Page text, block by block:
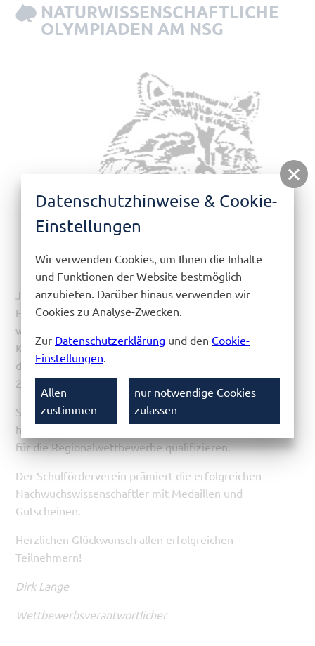
NATURWISSENSCHAFTLICHE
OLYMPIADEN AM NSG
Jährlich finden im Oktober und November in den
Fächern Biologie und Chemie Olympiaden statt. Hierbei
werden in Klausuren die Jahrgangsbesten der
Klassenstufen 6-11 ermittelt. Insgesamt nahmen in
diesem Jahr 47 Schüler an der Biologie-Olympiade und
21 Schüler an der Chemie-Olympiade teil.
Schülerinnen und Schüler können sich durch
herausragende Leistungen bei diesen Wettbewerben
für die Regionalwettbewerbe qualifizieren.
Der Schulförderverein prämiert die erfolgreichen
Nachwuchswissenschaftler mit Medaillen und
Gutscheinen.
Herzlichen Glückwunsch allen erfolgreichen
Teilnehmern!
Dirk Lange
Wettbewerbsverantwortlicher
Datenschutzhinweise & Cookie-
Einstellungen
Wir verwenden Cookies, um Ihnen die Inhalte
und Funktionen der Website bestmöglich
anzubieten. Darüber hinaus verwenden wir
Cookies zu Analyse-Zwecken.
Zur Datenschutzerklärung und den Cookie-
Einstellungen.
Allen
zustimmen
nur notwendige Cookies
zulassen